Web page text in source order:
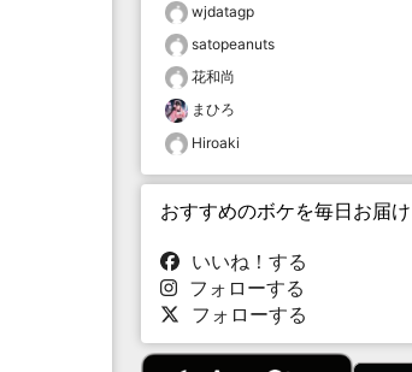
wjdatagp
satopeanuts
花和尚
まひろ
Hiroaki
おすすめのボケを毎日お届け
いいね！する
フォローする
フォローする